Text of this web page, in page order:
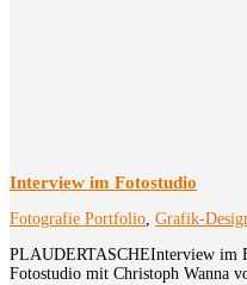
Interview im Fotostudio
Fotografie Portfolio, Grafik-
PLAUDERTASCHEInterview im
Fotostudio mit Christoph Wanna